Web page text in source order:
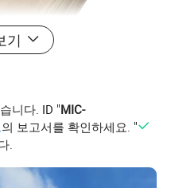
기
니다. ID "MIC-
의 보고서를 확인하세요. "
.